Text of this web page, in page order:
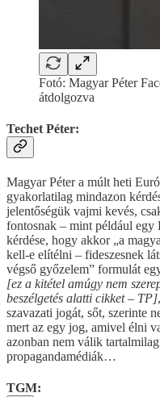
Fotó: Magyar Péter
átdolgozva
Techet Péter:
Magyar Péter a múlt heti
gyakorlatilag mindazon
jelentőségük vajmi kevés,
fontosnak – mint például egy
kérdése, hogy akkor „a
kell-e elítélni – fideszesnek
végső győzelem” formulát
[ez a kitétel amúgy nem
beszélgetés alatti cikket – TP]
szavazati jogát, sőt, szerinte
mert az egy jog, amivel élni
azonban nem válik
propagandamédiák…
TGM: